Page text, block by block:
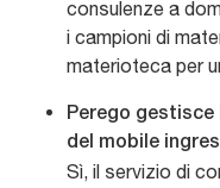
consulenze a
i campioni di
materioteca per
Perego
del mobile
Sì, il servizio di